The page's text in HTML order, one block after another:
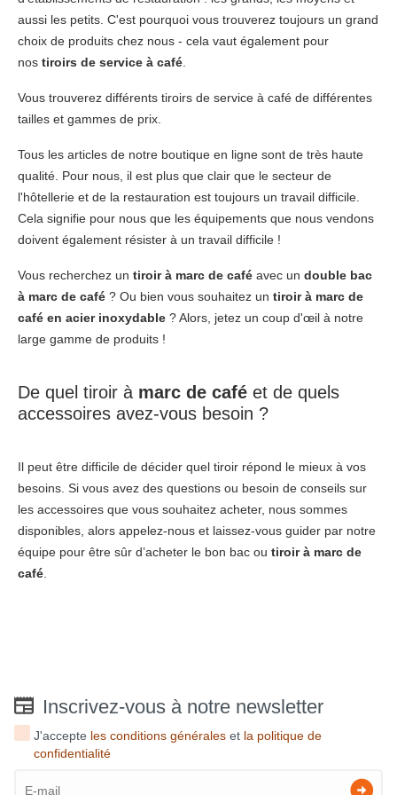
aussi les petits. C'est pourquoi vous trouverez toujours un grand
choix de produits chez nous - cela vaut également pour
nos tiroirs de service à café.
Vous trouverez différents tiroirs de service à café de différentes
tailles et gammes de prix.
Tous les articles de notre boutique en ligne sont de très haute
qualité. Pour nous, il est plus que clair que le secteur de
l'hôtellerie et de la restauration est toujours un travail difficile.
Cela signifie pour nous que les équipements que nous vendons
doivent également résister à un travail difficile !
Vous recherchez un tiroir à marc de café avec un double bac
à marc de café ? Ou bien vous souhaitez un tiroir à marc de
café en acier inoxydable ? Alors, jetez un coup d'œil à notre
large gamme de produits !
De quel tiroir à marc de café et de quels
accessoires avez-vous besoin ?
Il peut être difficile de décider quel tiroir répond le mieux à vos
besoins. Si vous avez des questions ou besoin de conseils sur
les accessoires que vous souhaitez acheter, nous sommes
disponibles, alors appelez-nous et laissez-vous guider par notre
équipe pour être sûr d’acheter le bon bac ou tiroir à marc de
café.
Inscrivez-vous à notre newsletter
J'accepte les conditions générales et la politique de
confidentialité